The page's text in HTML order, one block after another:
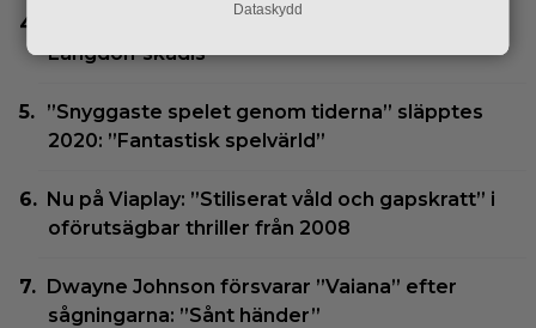
Glöm Tom Hanks – här är Netflix nya Robert
Langdon-skådis
”Snyggaste spelet genom tiderna” släpptes
2020: ”Fantastisk spelvärld”
Nu på Viaplay: ”Stiliserat våld och gapskratt” i
oförutsägbar thriller från 2008
Dwayne Johnson försvarar ”Vaiana” efter
sågningarna: ”Sånt händer”
Dataskydd